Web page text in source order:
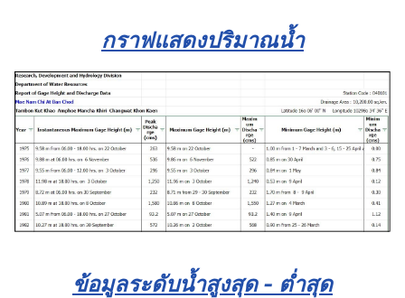
กราฟแสดงปริมาณน้ำ
ข้อมูลระดับน้ำสูงสุด - ต่ำสุด